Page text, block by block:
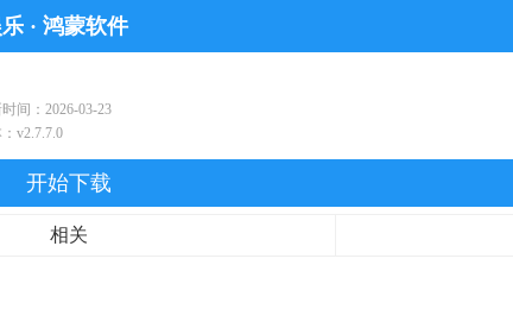
· 鸿蒙软件
间：2026-03-23
v2.7.7.0
开始下载
相关